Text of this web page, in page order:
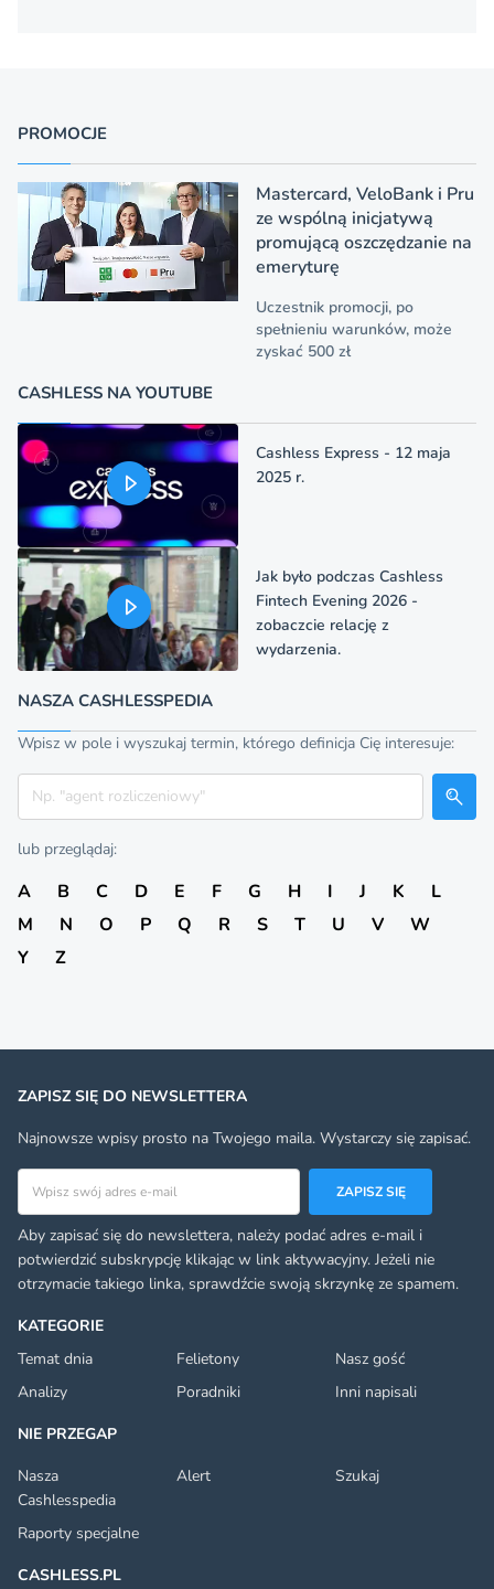
PROMOCJE
Mastercard, VeloBank i Pru
ze wspólną inicjatywą
promującą oszczędzanie na
emeryturę
Uczestnik promocji, po
spełnieniu warunków, może
zyskać 500 zł
CASHLESS NA YOUTUBE
Cashless Express - 12 maja
2025 r.
Jak było podczas Cashless
Fintech Evening 2026 -
zobaczcie relację z
wydarzenia.
NASZA CASHLESSPEDIA
Wpisz w pole i wyszukaj termin, którego definicja Cię interesuje:
Szukaj
lub przeglądaj:
A B C D E F G H I J K
L
M
N O P Q R S T U V
W
Y
Z
KATEGORIE
Temat dnia
Felietony
Nasz gość
Analizy
Poradniki
Inni napisali
NIE PRZEGAP
Nasza
Cashlesspedia
Alert Szukaj
Raporty specjalne
CASHLESS.PL
ZAPISZ SIĘ DO NEWSLETTERA
Najnowsze wpisy prosto na Twojego maila. Wystarczy się zapisać.
Adres email
ZAPISZ SIĘ
Aby zapisać się do newslettera, należy podać adres e-mail i
potwierdzić subskrypcję klikając w link aktywacyjny. Jeżeli nie
otrzymacie takiego linka, sprawdźcie swoją skrzynkę ze spamem.